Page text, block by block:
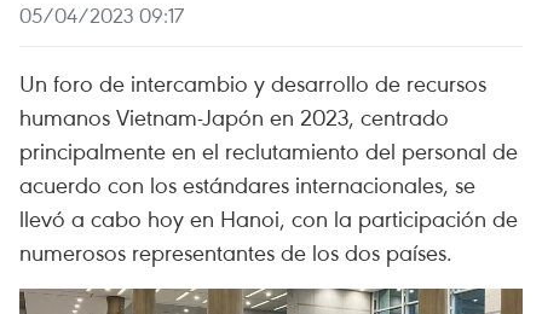
05/04/2023 09:17
Un foro de intercambio y desarrollo de recursos
humanos Vietnam-Japón en 2023, centrado
principalmente en el reclutamiento del personal de
acuerdo con los estándares internacionales, se
llevó a cabo hoy en Hanoi, con la participación de
numerosos representantes de los dos países.